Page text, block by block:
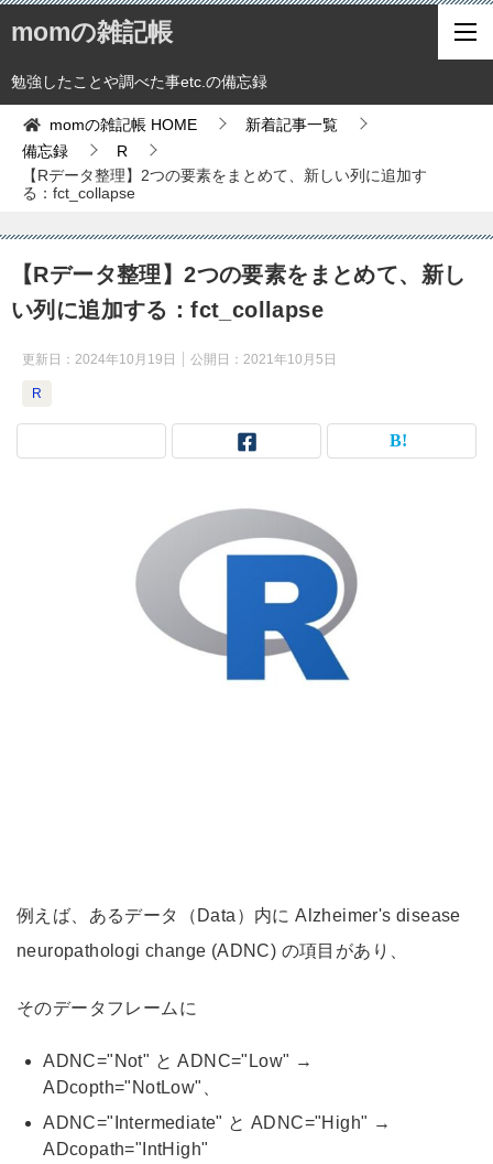
momの雑記帳
勉強したことや調べた事etc.の備忘録
momの雑記帳 HOME
新着記事一覧
備忘録
R
【Rデータ整理】2つの要素をまとめて、新しい列に追加す
る：fct_collapse
【Rデータ整理】2つの要素をまとめて、新し
い列に追加する：fct_collapse
更新日： 2024年10月19日 公開日： 2021年10月5日
R
例えば、あるデータ（Data）内に Alzheimer's disease
neuropathologi change (ADNC) の項目があり、
そのデータフレームに
ADNC="Not" と ADNC="Low" →
ADcopth="NotLow"、
ADNC="Intermediate" と ADNC="High" →
ADcopath="IntHigh"